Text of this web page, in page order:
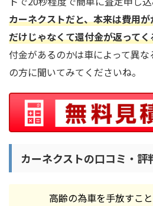
カーネクストだと、本来は費用
だけじゃなくて還付金が返ってく
付金があるのかは車によって異
の方に聞いてみてくださいね。
カーネクストの口コミ・評
高齢の為車を手放すこ